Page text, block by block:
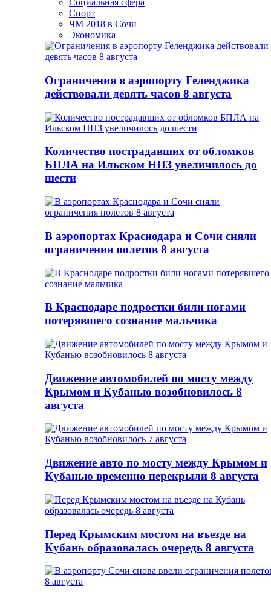
Социальная сфера
Спорт
ЧМ 2018 в Сочи
Экономика
Ограничения в аэропорту Геленджика
действовали девять часов 8 августа
Количество пострадавших от обломков
БПЛА на Ильском НПЗ увеличилось до
шести
В аэропортах Краснодара и Сочи сняли
ограничения полетов 8 августа
В Краснодаре подростки били ногами
потерявшего сознание мальчика
Движение автомобилей по мосту между
Крымом и Кубанью возобновилось 8
августа
Движение авто по мосту между Крымом и
Кубанью временно перекрыли 8 августа
Перед Крымским мостом на въезде на
Кубань образовалась очередь 8 августа